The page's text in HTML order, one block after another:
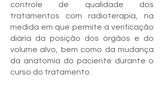
controle de qualidade dos
tratamentos com radioterapia, na
medida em que permite a verificação
diária da posição dos órgãos e do
volume alvo, bem como da mudança
da anatomia do paciente durante o
curso do tratamento.